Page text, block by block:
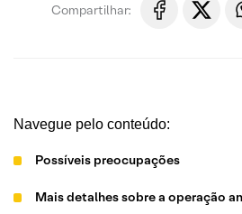
Compartilhar:
Navegue pelo conteúdo:
Possíveis preocupações
Mais detalhes sobre a operação